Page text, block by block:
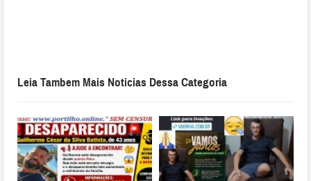
Leia Tambem Mais Noticias Dessa Categoria